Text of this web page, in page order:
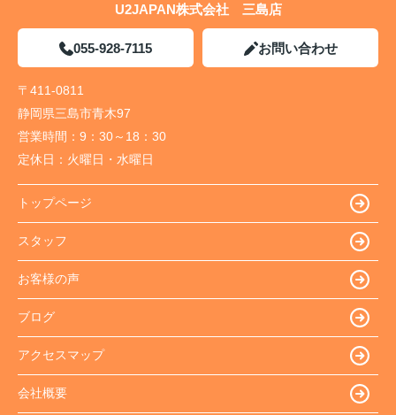
U2JAPAN株式会社 三島店
055-928-7115 お問い合わせ
〒411-0811
静岡県三島市青木97
営業時間： 9：30～18：30
定休日： 火曜日・水曜日
トップページ
スタッフ
お客様の声
ブログ
アクセスマップ
会社概要